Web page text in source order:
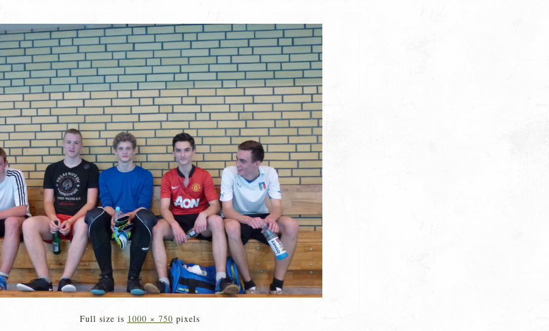
Full size is 1000 × 750 pixels